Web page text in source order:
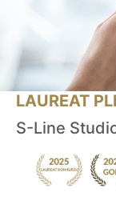
LAUREAT
S-Line